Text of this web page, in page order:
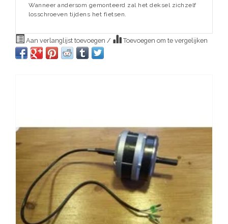
Wanneer andersom gemonteerd zal het deksel zichzelf
losschroeven tijdens het fietsen.
Aan verlanglijst toevoegen / Toevoegen om te vergelijken